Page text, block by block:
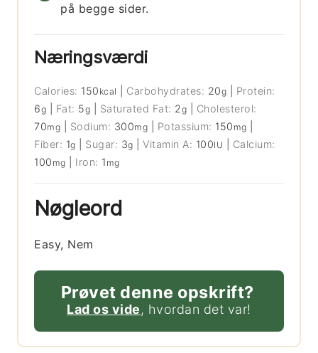
på begge sider.
Næringsværdi
Calories: 150 kcal Carbohydrates: 20g
Protein:
6g Fat: 5g Saturated Fat: 2g
Cholesterol:
70mg Sodium: 300mg Potassium: 150 mg
Fiber: 1g Sugar: 3g |Vitamin A: 100IU
Calcium:
100 mg Iron: 1 mg
Nøgleord
Easy, Nem
Prøvet denne opskrift?
Lad os vide, hvordan det var!